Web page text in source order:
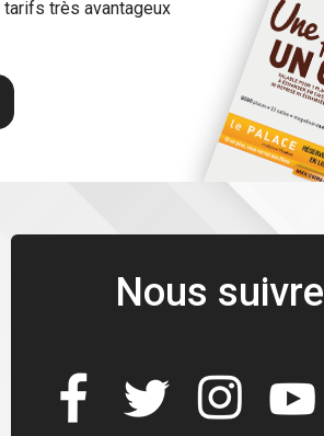
très avantageux
Nous suivre